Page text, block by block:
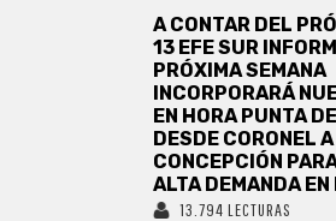
A CONTAR DEL
13 EFE SUR
PRÓXIMA SEMANA
INCORPORARÁ
EN HORA PUNTA
DESDE CORONEL A
CONCEPCIÓN
ALTA DEMANDA EN
13.794 LECTURAS